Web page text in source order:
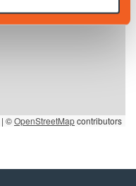
| ©OpenStreetMapcontributors